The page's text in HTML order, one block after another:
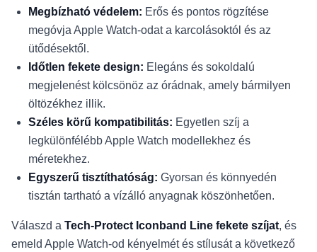
Megbízható védelem: Erős és pontos rögzítése
megóvja Apple Watch-odat a karcolásoktól és az
ütődésektől.
Időtlen fekete design: Elegáns és sokoldalú
megjelenést kölcsönöz az órádnak, amely bármilyen
öltözékhez illik.
Széles körű kompatibilitás: Egyetlen szíj a
legkülönfélébb Apple Watch modellekhez és
méretekhez.
Egyszerű tisztíthatóság: Gyorsan és könnyedén
tisztán tartható a vízálló anyagnak köszönhetően.
Válaszd a Tech-Protect Iconband Line fekete szíjat, és
emeld Apple Watch-od kényelmét és stílusát a következő